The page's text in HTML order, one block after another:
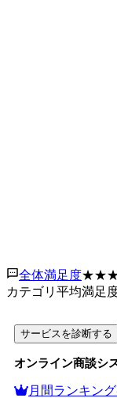
全体満足度
カテゴリ平均満足
サービスを診断する
オンライン商談シ
月間ランキン